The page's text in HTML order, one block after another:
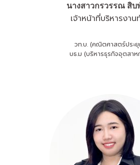
นางสาวกรวรรณ สิบ
เจ้าหน้าที่บริหารงาน
วท.บ. (คณิตศาสตร์ประ
บธ.ม (บริหารธุรกิจอุตสาห